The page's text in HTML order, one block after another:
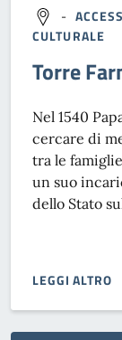
-
CULTURALE
Torre
Nel 1540
cercare di
tra le
un suo
dello Stato
LEGGI ALTRO
}